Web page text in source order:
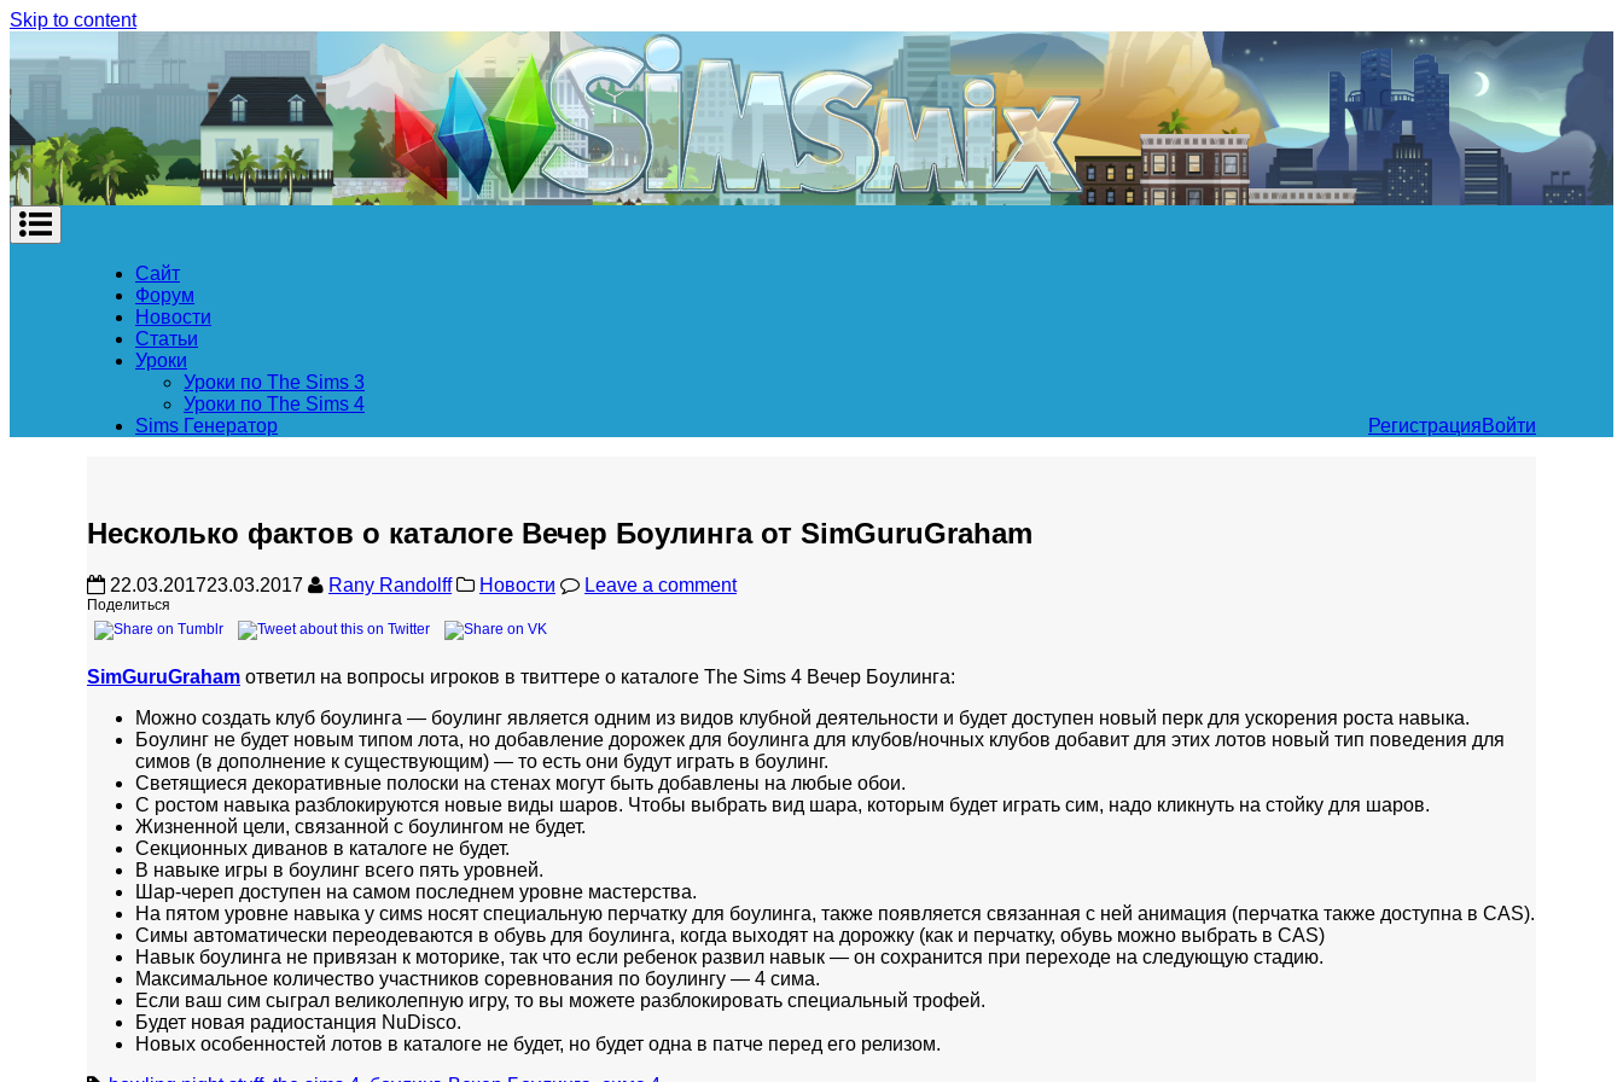
Skip to content
Сайт
Форум
Новости
Статьи
Уроки
Уроки по The Sims 3
Уроки по The Sims 4
Войти
Регистрация
Sims Генератор
Несколько фактов о каталоге Вечер Боулинга от SimGuruGraham
22.03.201723.03.2017 Rany Randolff Новости Leave a comment
Поделиться
SimGuruGraham ответил на вопросы игроков в твиттере о каталоге The Sims 4 Вечер Боулинга:
Можно создать клуб боулинга — боулинг является одним из видов клубной деятельности и будет доступен новый перк для ускорения роста навыка.
Боулинг не будет новым типом лота, но добавление дорожек для боулинга для клубов/ночных клубов добавит для этих лотов новый тип поведения для
симов (в дополнение к существующим) — то есть они будут играть в боулинг.
Светящиеся декоративные полоски на стенах могут быть добавлены на любые обои.
С ростом навыка разблокируются новые виды шаров. Чтобы выбрать вид шара, которым будет играть сим, надо кликнуть на стойку для шаров.
Жизненной цели, связанной с боулингом не будет.
Секционных диванов в каталоге не будет.
В навыке игры в боулинг всего пять уровней.
Шар-череп доступен на самом последнем уровне мастерства.
На пятом уровне навыка у симs носят специальную перчатку для боулинга, также появляется связанная с ней анимация (перчатка также доступна в CAS).
Симы автоматически переодеваются в обувь для боулинга, когда выходят на дорожку (как и перчатку, обувь можно выбрать в CAS)
Навык боулинга не привязан к моторике, так что если ребенок развил навык — он сохранится при переходе на следующую стадию.
Максимальное количество участников соревнования по боулингу — 4 сима.
Если ваш сим сыграл великолепную игру, то вы можете разблокировать специальный трофей.
Будет новая радиостанция NuDisco.
Новых особенностей лотов в каталоге не будет, но будет одна в патче перед его релизом.